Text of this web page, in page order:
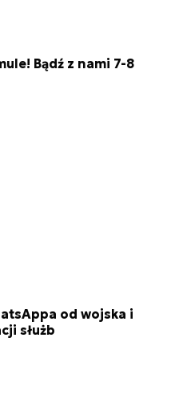
Bądź z nami 7-8
od wojska i
służb